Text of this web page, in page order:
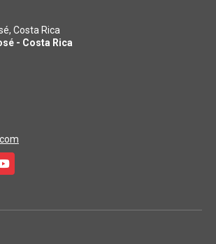
Costa Rica
- Costa Rica